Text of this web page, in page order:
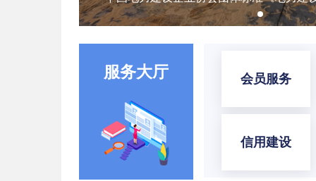
服务大厅 会员服务
信用建设